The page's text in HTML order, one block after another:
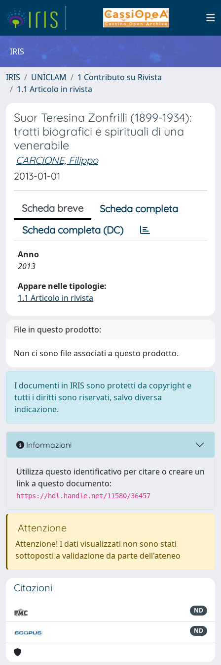
IRIS
IRIS UNICLAM
1 Contributo su Rivista
1.1 Articolo in rivista
Suor Teresina Zonfrilli (1899-1934):
tratti biografici e spirituali di una
venerabile
CARCIONE, Filippo
2013-01-01
Scheda breve
Scheda completa
Scheda completa (DC)
Anno
2013
Appare nelle tipologie:
1.1 Articolo in rivista
File in questo prodotto:
Non ci sono file associati a questo prodotto.
I documenti in IRIS sono protetti da copyright e
tutti i diritti sono riservati, salvo diversa
indicazione.
Informazioni
Utilizza questo identificativo per citare o creare un
link a questo documento:
https://hdl.handle.net/11580/36457
Attenzione
Attenzione! I dati visualizzati non sono stati
sottoposti a validazione da parte dell'ateneo
Citazioni
ND
ND